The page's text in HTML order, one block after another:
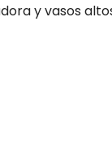
y vasos